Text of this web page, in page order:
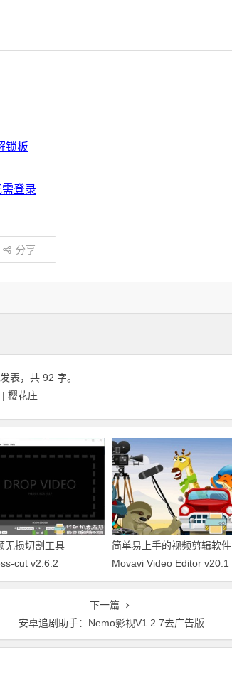
锁板
登录
分享
发表，共 92 字。
樱花庄
无损切割工具
cut v2.6.2
简单易上手的视频剪辑软件
Movavi Video Editor v20.1
中文解锁版
下一篇
安卓追剧助手：Nemo影视V1.2.7去广告版